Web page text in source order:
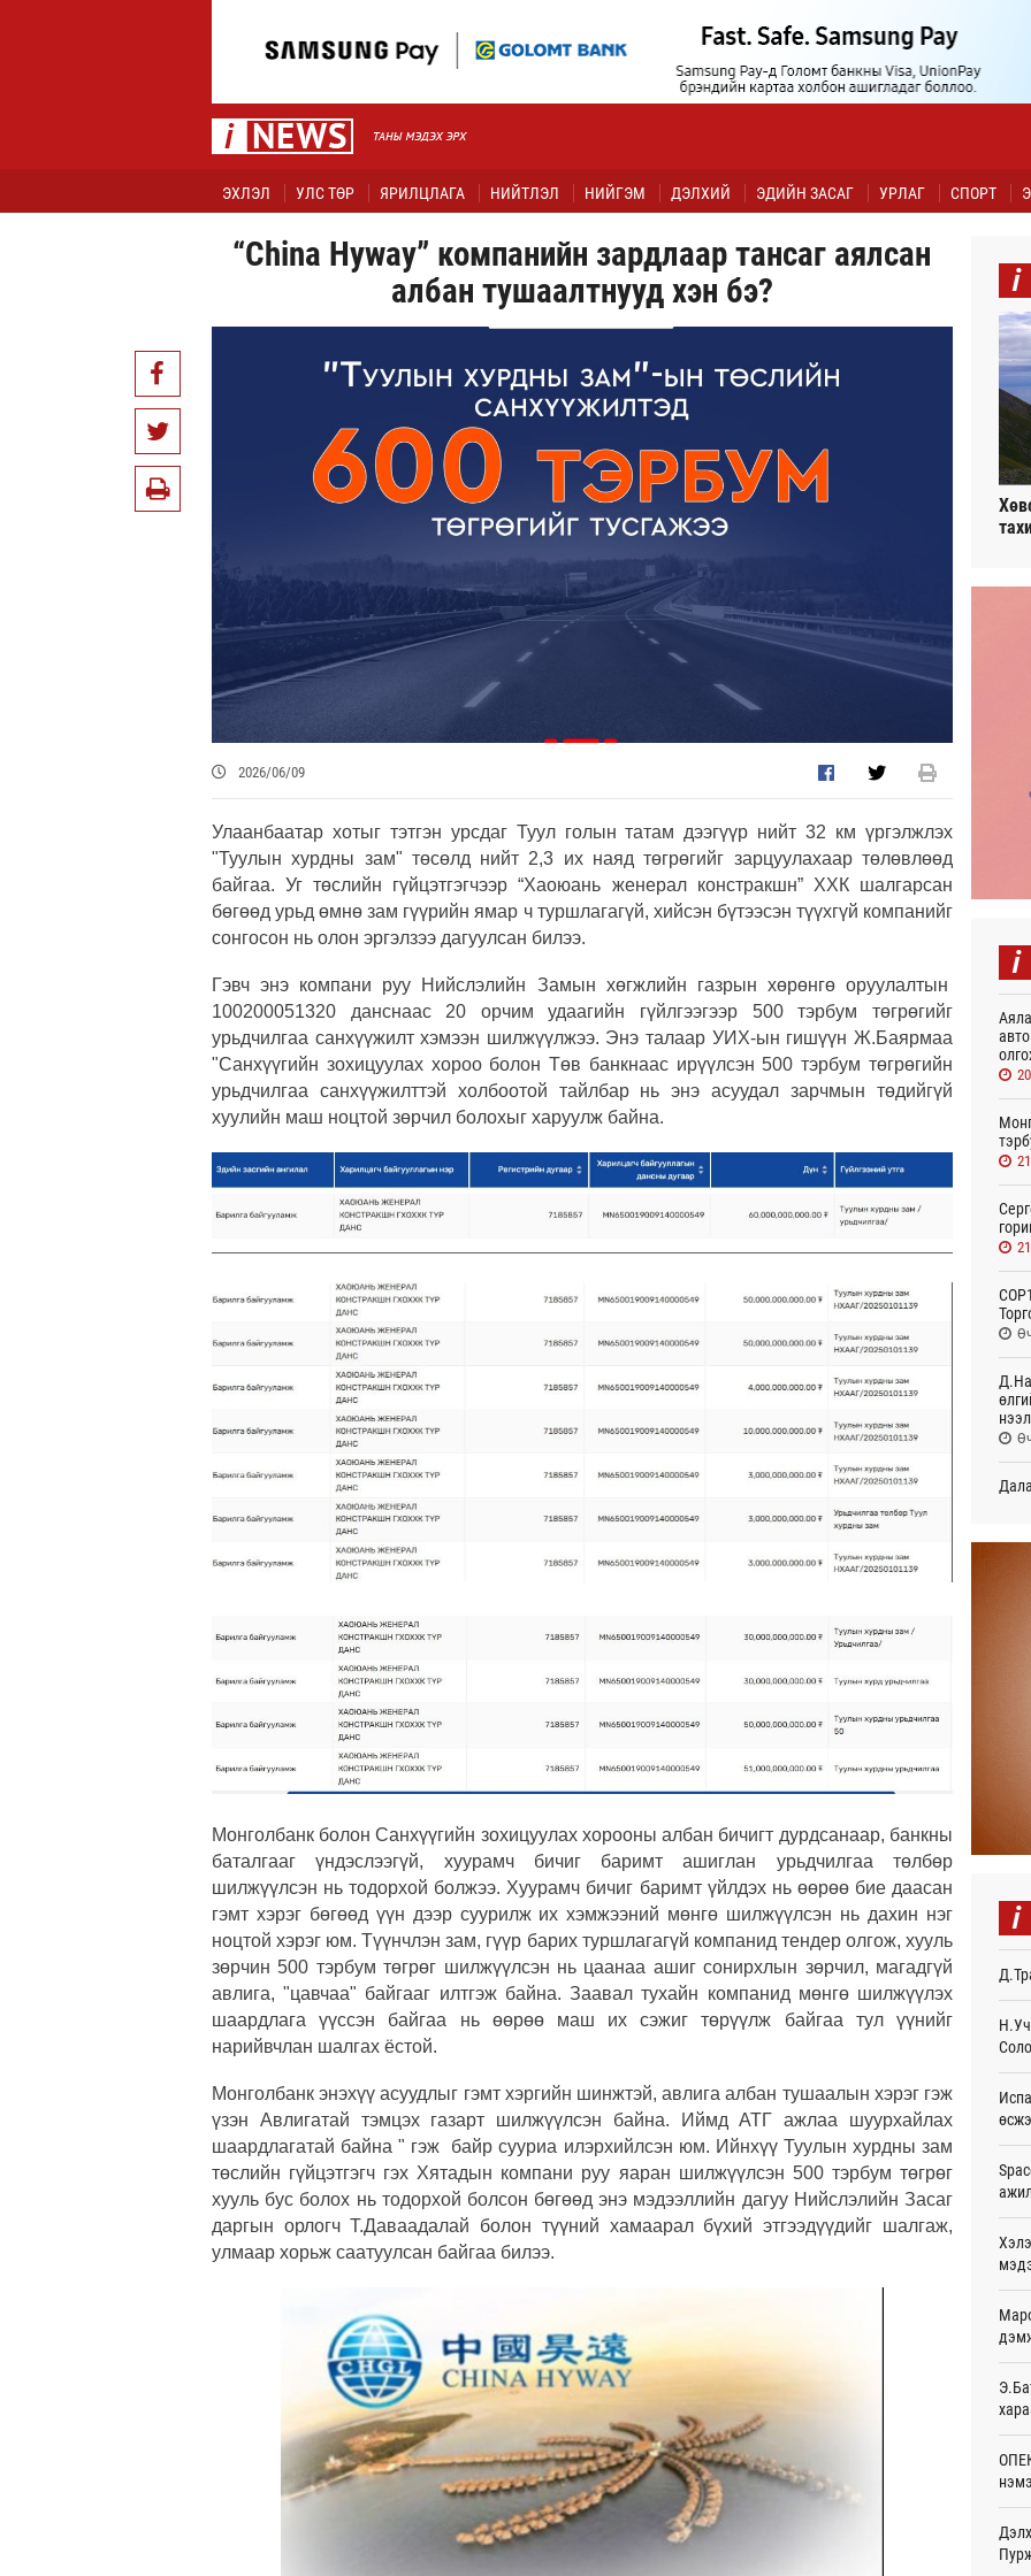
ЭХЛЭЛ УЛС ТӨР ЯРИЛЦЛАГА НИЙТЛЭЛ НИЙГЭМ ДЭЛХИЙ ЭДИЙН ЗАСАГ УРЛАГ СПОРТ
“China Hyway” компанийн зардлаар тансаг аялсан
албан тушаалтнууд хэн бэ?
2026/06/09
Улаанбаатар хотыг тэтгэн урсдаг Туул голын татам дээгүүр нийт 32 км үргэлжлэх
"Туулын хурдны зам" төсөлд нийт 2,3 их наяд төгрөгийг зарцуулахаар төлөвлөөд
байгаа. Уг төслийн гүйцэтгэгчээр “Хаоюань женерал констракшн” ХХК шалгарсан
бөгөөд урьд өмнө зам гүүрийн ямар ч туршлагагүй, хийсэн бүтээсэн түүхгүй компанийг
сонгосон нь олон эргэлзээ дагуулсан билээ.
Гэвч энэ компани руу Нийслэлийн Замын хөгжлийн газрын хөрөнгө оруулалтын
100200051320 данснаас 20 орчим удаагийн гүйлгээгээр 500 тэрбум төгрөгийг
урьдчилгаа санхүүжилт хэмээн шилжүүлжээ. Энэ талаар УИХ-ын гишүүн Ж.Баярмаа
"Санхүүгийн зохицуулах хороо болон Төв банкнаас ирүүлсэн 500 тэрбум төгрөгийн
урьдчилгаа санхүүжилттэй холбоотой тайлбар нь энэ асуудал зарчмын төдийгүй
хуулийн маш ноцтой зөрчил болохыг харуулж байна.
Монголбанк болон Санхүүгийн зохицуулах хорооны албан бичигт дурдсанаар, банкны
баталгааг үндэслээгүй, хуурамч бичиг баримт ашиглан урьдчилгаа төлбөр
шилжүүлсэн нь тодорхой болжээ. Хуурамч бичиг баримт үйлдэх нь өөрөө бие даасан
гэмт хэрэг бөгөөд үүн дээр суурилж их хэмжээний мөнгө шилжүүлсэн нь дахин нэг
ноцтой хэрэг юм. Түүнчлэн зам, гүүр барих туршлагагүй компанид тендер олгож, хууль
зөрчин 500 тэрбум төгрөг шилжүүлсэн нь цаанаа ашиг сонирхлын зөрчил, магадгүй
авлига, "цавчаа" байгааг илтгэж байна. Заавал тухайн компанид мөнгө шилжүүлэх
шаардлага үүссэн байгаа нь өөрөө маш их сэжиг төрүүлж байгаа тул үүнийг
нарийвчлан шалгах ёстой.
Монголбанк энэхүү асуудлыг гэмт хэргийн шинжтэй, авлига албан тушаалын хэрэг гэж
үзэн Авлигатай тэмцэх газарт шилжүүлсэн байна. Иймд АТГ ажлаа шуурхайлах
шаардлагатай байна " гэж байр сууриа илэрхийлсэн юм. Ийнхүү Туулын хурдны зам
төслийн гүйцэтгэгч гэх Хятадын компани руу яаран шилжүүлсэн 500 тэрбум төгрөг
хууль бус болох нь тодорхой болсон бөгөөд энэ мэдээллийн дагуу Нийслэлийн Засаг
даргын орлогч Т.Даваадалай болон түүний хамаарал бүхий этгээдүүдийг шалгаж,
улмаар хорьж саатуулсан байгаа билээ.
i
i
Энэ
i